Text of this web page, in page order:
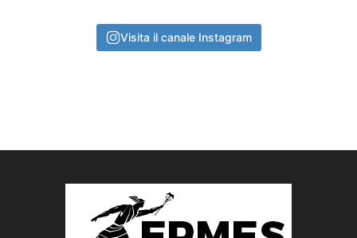
Visita il canale Instagram